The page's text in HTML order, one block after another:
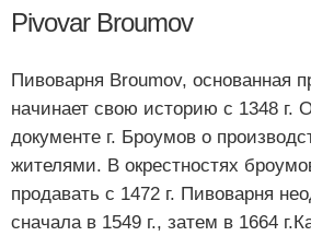
Pivovar Broumov
Пивоварня Broumov, основанная
начинает свою историю с 1348 г.
документе г. Броумов о
жителями. В окрестностях
продавать с 1472 г. Пивоварня
сначала в 1549 г., затем в 1664